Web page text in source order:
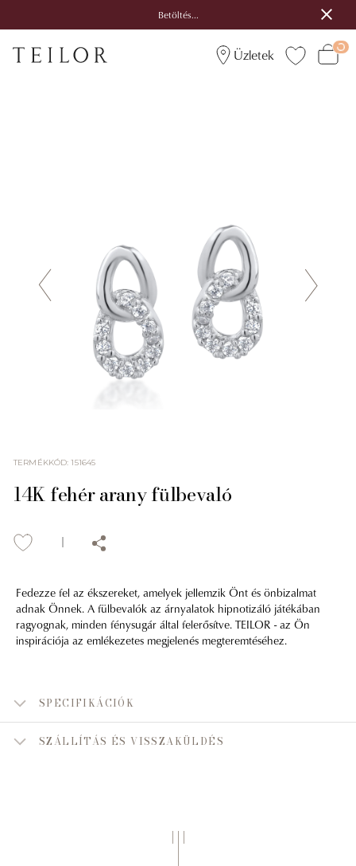
Betöltés...
Üzletek
TERMÉKKÓD:151645
14K fehér arany fülbevaló
Fedezze fel az ékszereket, amelyek jellemzik Önt és önbizalmat
adnak Önnek. A fülbevalók az árnyalatok hipnotizáló játékában
ragyognak, minden fénysugár által felerősítve. TEILOR - az Ön
inspirációja az emlékezetes megjelenés megteremtéséhez.
SPECIFIKÁCIÓK
SZÁLLÍTÁS ÉS VISSZAKÜLDÉS